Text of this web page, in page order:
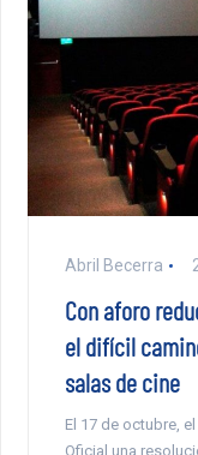
Abril Becerra
Con aforo
el difícil
salas de cine
El 17 de octubre,
Oficial una